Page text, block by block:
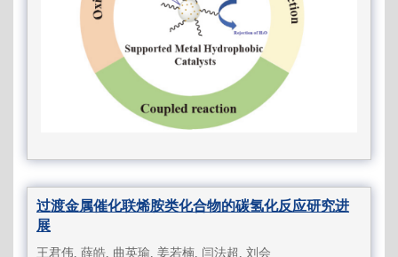
过渡金属催化联烯胺类化合物的碳氢化反应研究进
展
王君伟, 薛皓, 曲英瑜, 姜若楠, 闫法超, 刘会